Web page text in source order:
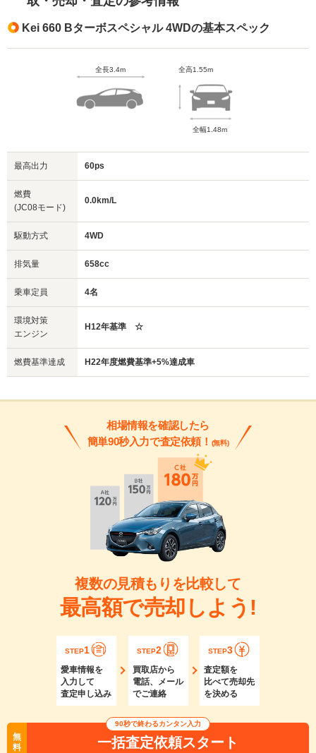
Kei 660 Bターボスペシャル 4WDの基本スペック
全長3.4m 全高1.55m
全幅1.48m
最高出力 60ps
燃費
(JC08モード)
0.0km/L
駆動方式 4WD
排気量 658cc
乗車定員 4名
環境対策
エンジン
H12年基準 ☆
燃費基準達成 H22年度燃費基準+5%達成車
相場情報を確認したら
簡単90秒入力で査定依頼！ (無料)
複数の見積もりを比較して
最高額で売却しよう!
STEP1
愛車情報を
入力して
査定申し込み
STEP2
買取店から
電話、メール
でご連絡
STEP3
査定額を
比べて売却先
を決める
無
料
90秒で終わるカンタン入力
一括査定依頼スタート